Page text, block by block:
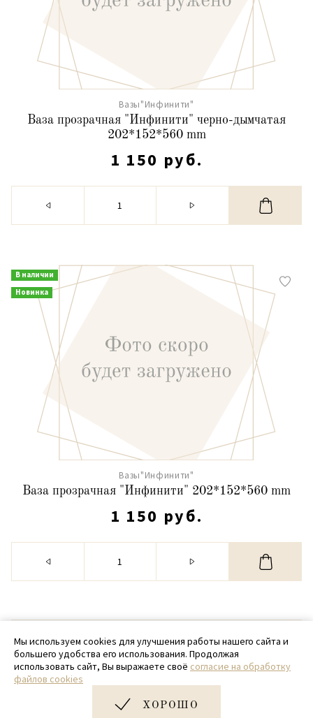
Вазы"Инфинити"
Ваза прозрачная "Инфинити" черно-дымчатая
202*152*560 mm
1 150 руб.
В наличии
Новинка
Вазы"Инфинити"
Ваза прозрачная "Инфинити" 202*152*560 mm
1 150 руб.
© 2020 - 2026 SamPack
+ 7 (918) 699-97-87
zakaz@sampack.store
Мы используем cookies для улучшения работы нашего сайта и
большего удобства его использования. Продолжая
использовать сайт, Вы выражаете своё согласие на обработку
файлов cookies
ХОРОШО